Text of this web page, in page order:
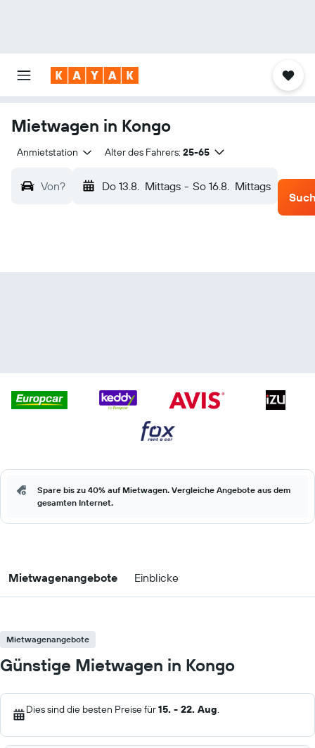
Mietwagen in Kongo
Anmietstation Alter des Fahrers: 25-65
Von? Do 13.8. Mittags - So 16.8. Mittags
Spare bis zu 40% auf Mietwagen. Vergleiche Angebote aus dem
gesamten Internet.
Mietwagenangebote Einblicke
Mietwagenangebote
Günstige Mietwagen in Kongo
Dies sind die besten Preise für15. - 22. Aug.